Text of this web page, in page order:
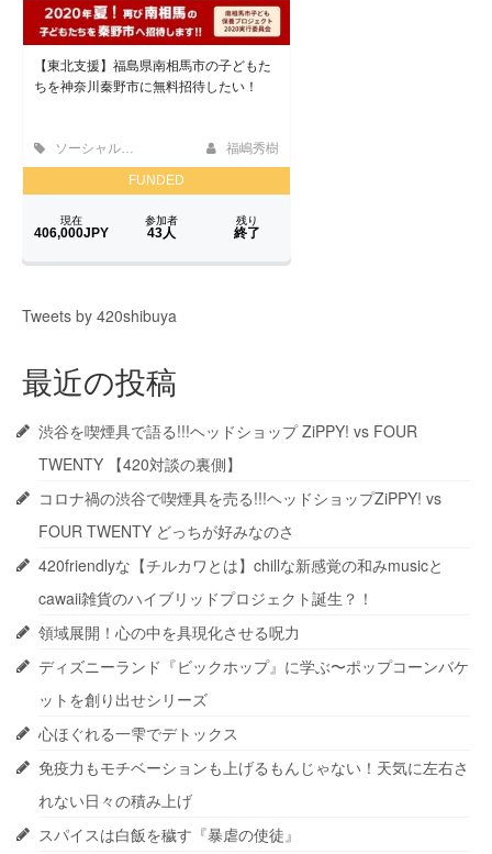
Tweets by 420shibuya
最近の投稿
渋谷を喫煙具で語る!!!ヘッドショップ ZiPPY! vs FOUR
TWENTY 【420対談の裏側】
コロナ禍の渋谷で喫煙具を売る!!!ヘッドショップZiPPY! vs
FOUR TWENTY どっちが好みなのさ
420friendlyな【チルカワとは】chillな新感覚の和みmusicと
cawaii雑貨のハイブリッドプロジェクト誕生？！
領域展開！心の中を具現化させる呪力
ディズニーランド『ビックホップ』に学ぶ〜ポップコーンバケ
ットを創り出せシリーズ
心ほぐれる一雫でデトックス
免疫力もモチベーションも上げるもんじゃない！天気に左右さ
れない日々の積み上げ
スパイスは白飯を穢す『暴虐の使徒』